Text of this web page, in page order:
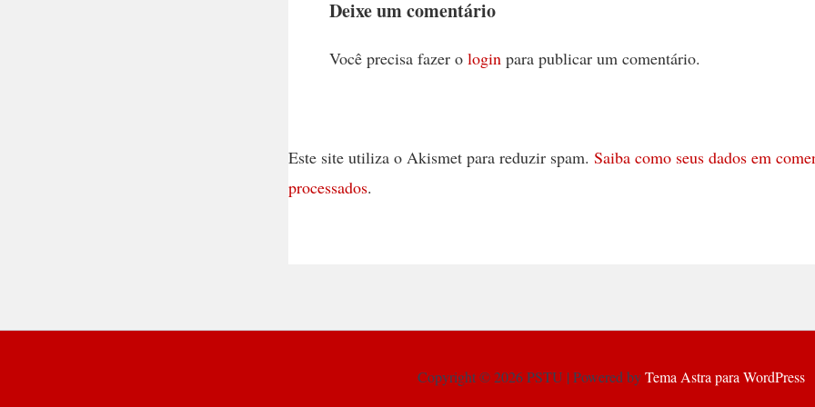
Deixe um comentário
Você precisa fazer o login para publicar um comentário.
Este site utiliza o Akismet para reduzir spam. Saiba como seus dados em
processados.
Copyright © 2026 PSTU | Powered byTema Astra para WordPress